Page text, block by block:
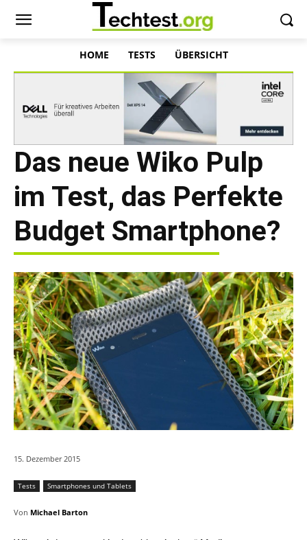
HOME TESTS ÜBERSICHT
Das neue Wiko Pulp
im Test, das Perfekte
Budget Smartphone?
15. Dezember 2015
Tests Smartphones und Tablets
Von Michael Barton